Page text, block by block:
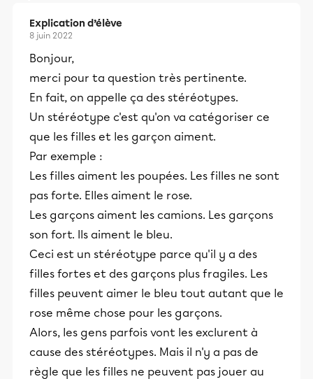
Explication d’élève
8 juin 2022
Bonjour,
merci pour ta question très pertinente.
En fait, on appelle ça des stéréotypes.
Un stéréotype c'est qu'on va catégoriser ce
que les filles et les garçon aiment.
Par exemple :
Les filles aiment les poupées. Les filles ne sont
pas forte. Elles aiment le rose.
Les garçons aiment les camions. Les garçons
son fort. Ils aiment le bleu.
Ceci est un stéréotype parce qu'il y a des
filles fortes et des garçons plus fragiles. Les
filles peuvent aimer le bleu tout autant que le
rose même chose pour les garçons.
Alors, les gens parfois vont les exclurent à
cause des stéréotypes. Mais il n'y a pas de
règle que les filles ne peuvent pas jouer au